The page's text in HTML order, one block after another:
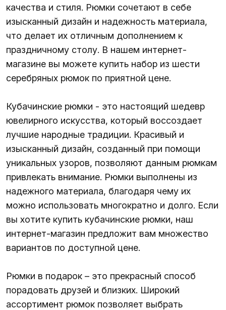
качества и стиля. Рюмки сочетают в себе
изысканный дизайн и надежность материала,
что делает их отличным дополнением к
праздничному столу. В нашем интернет-
магазине вы можете купить набор из шести
серебряных рюмок по приятной цене.
Кубачинские рюмки - это настоящий шедевр
ювелирного искусства, который воссоздает
лучшие народные традиции. Красивый и
изысканный дизайн, созданный при помощи
уникальных узоров, позволяют данным рюмкам
привлекать внимание. Рюмки выполнены из
надежного материала, благодаря чему их
можно использовать многократно и долго. Если
вы хотите купить кубачинские рюмки, наш
интернет-магазин предложит вам множество
вариантов по доступной цене.
Рюмки в подарок – это прекрасный способ
порадовать друзей и близких. Широкий
ассортимент рюмок позволяет выбрать